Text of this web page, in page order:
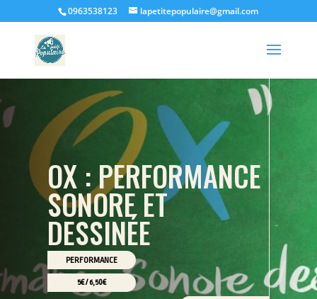
0963538123 lapetitepopulaire@gmail.com
OX : PERFORMANCE
SONORE ET
DESSINÉE
PERFORMANCE
5€ / 6,50€